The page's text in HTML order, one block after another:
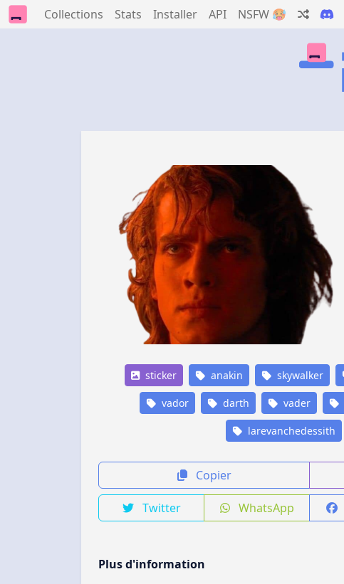
Collections Stats Installer API NSFW 🥵
sticker anakin skywalker
vador darth vader
larevanchedessith
Copier
Twitter WhatsApp
Plus d'information